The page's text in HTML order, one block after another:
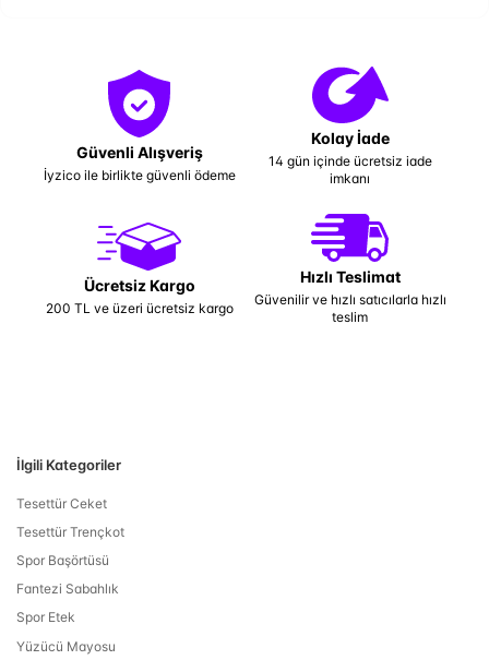
Güvenli Alışveriş
İyzico ile birlikte güvenli ödeme
Kolay İade
14 gün içinde ücretsiz iade
imkanı
Ücretsiz Kargo
200 TL ve üzeri ücretsiz kargo
Hızlı Teslimat
Güvenilir ve hızlı satıcılarla hızlı
teslim
İlgili Kategoriler
Tesettür Ceket
Tesettür Trençkot
Spor Başörtüsü
Fantezi Sabahlık
Spor Etek
Yüzücü Mayosu